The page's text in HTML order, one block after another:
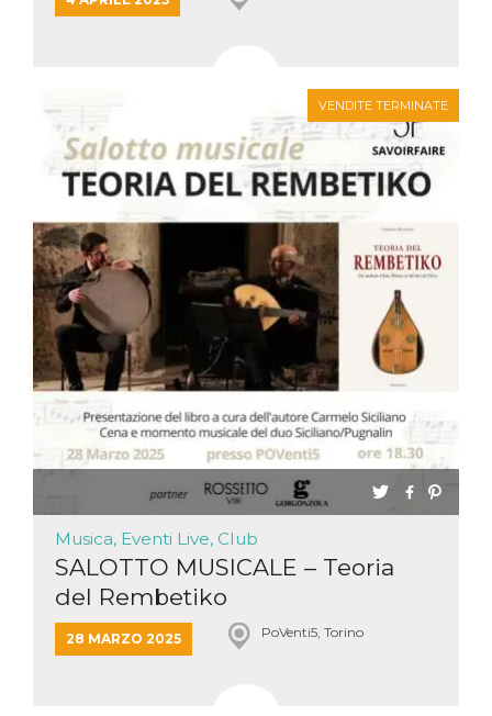
VENDITE TERMINATE
Musica, Eventi Live, Club
SALOTTO MUSICALE – Teoria
del Rembetiko
28 MARZO 2025 PoVenti5, Torino